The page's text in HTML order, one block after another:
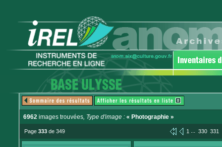
6962 images trouvées, Type d'image : « Photographie »
Page 333 de 349 1 ... 330 331